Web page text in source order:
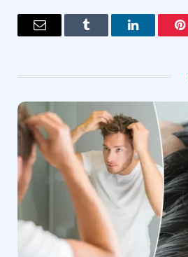
بينتيريستلينكدإن Tumblr
البريد